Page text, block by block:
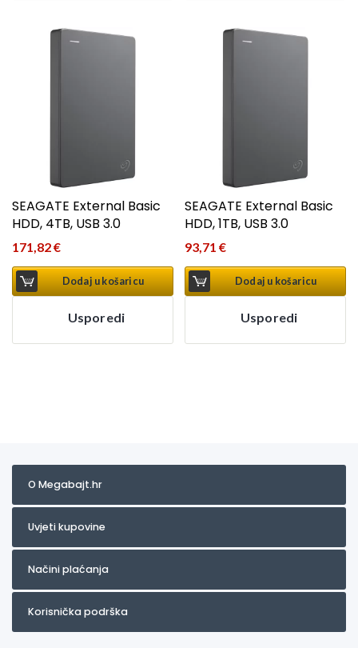
SEAGATE External Basic
HDD, 4TB, USB 3.0
171,82€
Dodaj u košaricu
Usporedi
SEAGATE External Basic
HDD, 1TB, USB 3.0
93,71€
Dodaj u košaricu
Usporedi
O Megabajt.hr
Uvjeti kupovine
Načini plaćanja
Korisnička podrška